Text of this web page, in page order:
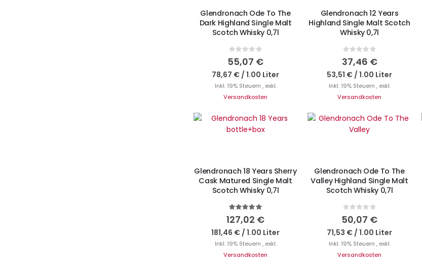
Glendronach Ode To The
Dark Highland Single Malt
Scotch Whisky 0,7l
Rating:
0%
55,07 €
78,67 € / 1.00 Liter
Inkl. 19% Steuern , exkl.
Versandkosten
Glendronach 12 Years
Highland Single Malt Scotch
Whisky 0,7l
Rating:
0%
37,46 €
53,51 € / 1.00 Liter
Inkl. 19% Steuern , exkl.
Versandkosten
Nicht auf Lager
Glendronach 18 Years Sherry
Cask Matured Single Malt
Scotch Whisky 0,7l
Bewertung:
100%
127,02 €
181,46 € / 1.00 Liter
Inkl. 19% Steuern , exkl.
Versandkosten
IN DEN WARENKORB
Glendronach Ode To The
Valley Highland Single Malt
Scotch Whisky 0,7l
Rating:
0%
50,07 €
71,53 € / 1.00 Liter
Inkl. 19% Steuern , exkl.
Versandkosten